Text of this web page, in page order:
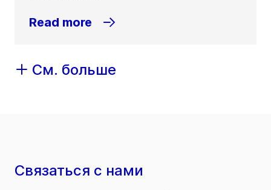
Read more
См. больше
Связаться с нами